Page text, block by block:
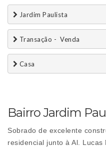
Jardim Paulista
Transação -  Venda
Casa
Bairro Jardim
Sobrado de excelente
residencial junto à Al. Lucas